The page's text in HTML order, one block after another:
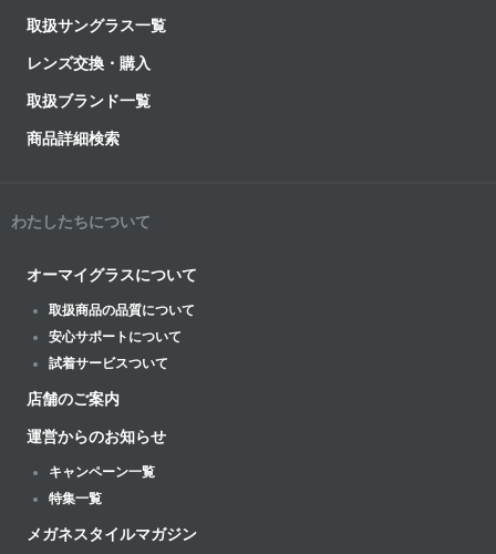
取扱サングラス一覧
レンズ交換・購入
取扱ブランド一覧
商品詳細検索
わたしたちについて
オーマイグラスについて
取扱商品の品質について
安心サポートについて
試着サービスついて
店舗のご案内
運営からのお知らせ
キャンペーン一覧
特集一覧
メガネスタイルマガジン